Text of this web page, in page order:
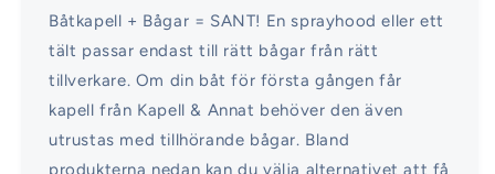
Båtkapell + Bågar = SANT! En sprayhood eller ett
tält passar endast till rätt bågar från rätt
tillverkare. Om din båt för första gången får
kapell från Kapell & Annat behöver den även
utrustas med tillhörande bågar. Bland